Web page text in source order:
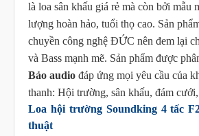
là loa sân khấu giá rẻ mà còn bởi mẫu
lượng hoàn hảo, tuổi thọ cao. Sản
chuyền công nghệ ĐỨC nên đem lại
và Bass mạnh mẽ. Sản phẩm được
Bảo audio đáp ứng mọi yêu cầu của
thanh: Hội trường, sân khấu, đám
Loa hội trường Soundking 4 tấc
thuật